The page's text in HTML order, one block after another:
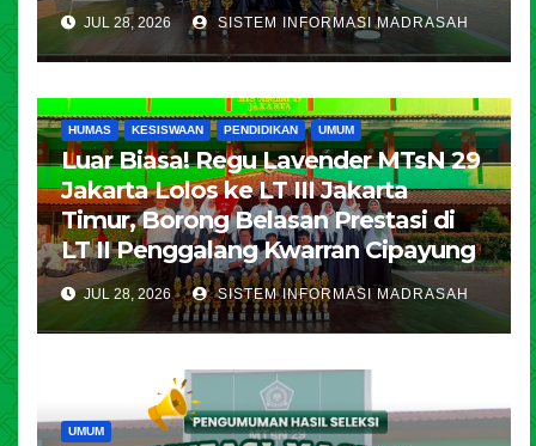
JUL 28, 2026 SISTEM INFORMASI MADRASAH
HUMAS KESISWAAN PENDIDIKAN UMUM
Luar Biasa! Regu Lavender MTsN 29
Jakarta Lolos ke LT III Jakarta
Timur, Borong Belasan Prestasi di
LT II Penggalang Kwarran Cipayung
JUL 28, 2026 SISTEM INFORMASI MADRASAH
UMUM